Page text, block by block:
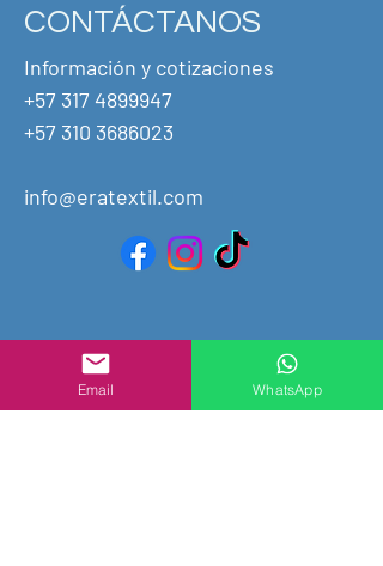
CONTÁCTANOS
Información y cotizaciones
+57 317 4899947
+57 310 3686023
info@eratextil.com
Email WhatsApp